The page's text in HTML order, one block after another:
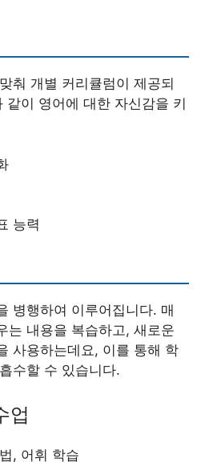
춰 개별 커리큘럼이 제공되
같이 영어에 대한 자신감을 키
능력
병행하여 이루어집니다. 매
는 내용을 복습하고, 새로운
사용하는데요, 이를 통해 학
수할 수 있습니다.
업
, 어휘 학습